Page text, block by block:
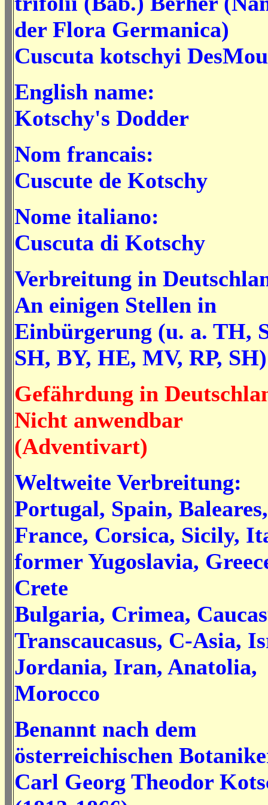
der Flora Germanica)
Cuscuta kotschyi
English name:
Kotschy's Dodder
Nom francais:
Cuscute de Kotschy
Nome italiano:
Cuscuta di Kotschy
Verbreitung in
An einigen Stellen in
Einbürgerung (u. a. TH,
SH, BY, HE, MV, RP, SH)
Gefährdung in
Nicht anwendbar
(Adventivart)
Weltweite Verbreitung:
Portugal, Spain, Baleares,
France, Corsica, Sicily,
former Yugoslavia,
Crete
Bulgaria, Crimea,
Transcaucasus, C-Asia,
Jordania, Iran, Anatolia,
Morocco
Benannt nach dem
österreichischen
Carl Georg Theodor